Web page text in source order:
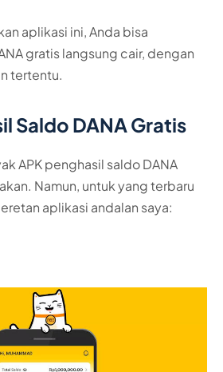
aplikasi ini, Anda bisa
gratis langsung cair, dengan
tertentu.
Saldo DANA Gratis
APK penghasil saldo DANA
Namun, untuk yang terbaru
aplikasi andalan saya: